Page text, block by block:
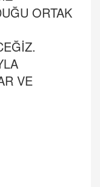
ORTAK
VE